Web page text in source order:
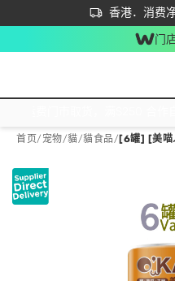
香港．消费
立即成为易
首次APP下单买满
门
首页/ 宠物/貓/貓食品/ [6罐] [美喵